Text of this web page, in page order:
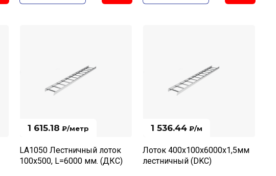
1 615.18 ₽/метр
LA1050 Лестничный лоток
100х500, L=6000 мм. (ДКС)
1 536.44 ₽/м
Лоток 400х100х6000х1,5мм
лестничный (DKC)